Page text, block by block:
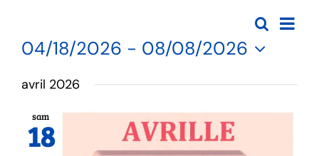
Vivre & Habiter
Loisirs & Découvertes
et
Liste
04/18/2026 - 08/08/2026
une
avril 2026
sam
18